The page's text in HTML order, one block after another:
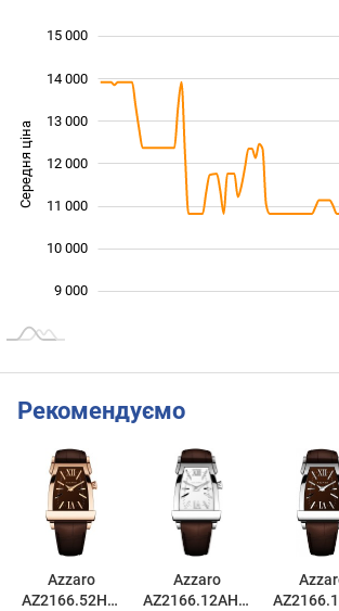
Середня ціна 10 000
9 000
10 000
11 000
12 000
13 000
14 000
15 000
Рекомендуємо
Azzaro
AZ2166.52HH.
Azzaro
AZ2166.12AH.0